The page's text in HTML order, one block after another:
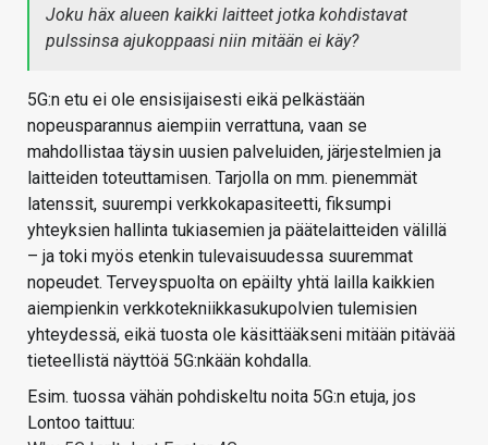
Joku häx alueen kaikki laitteet jotka kohdistavat
pulssinsa ajukoppaasi niin mitään ei käy?
5G:n etu ei ole ensisijaisesti eikä pelkästään
nopeusparannus aiempiin verrattuna, vaan se
mahdollistaa täysin uusien palveluiden, järjestelmien ja
laitteiden toteuttamisen. Tarjolla on mm. pienemmät
latenssit, suurempi verkkokapasiteetti, fiksumpi
yhteyksien hallinta tukiasemien ja päätelaitteiden välillä
– ja toki myös etenkin tulevaisuudessa suuremmat
nopeudet. Terveyspuolta on epäilty yhtä lailla kaikkien
aiempienkin verkkotekniikkasukupolvien tulemisien
yhteydessä, eikä tuosta ole käsittääkseni mitään pitävää
tieteellistä näyttöä 5G:nkään kohdalla.
Esim. tuossa vähän pohdiskeltu noita 5G:n etuja, jos
Lontoo taittuu: